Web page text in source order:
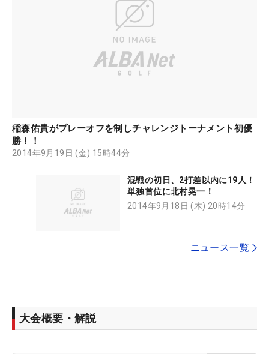
稲森佑貴がプレーオフを制しチャレンジトーナメント初優
勝！！
2014年9月19日 (金) 15時44分
混戦の初日、2打差以内に19人！
単独首位に北村晃一！
2014年9月18日 (木) 20時14分
ニュース一覧
大会概要・解説